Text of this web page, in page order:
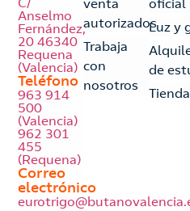
Anselmo
Fernández,
20 46340
Requena
(Valencia)
Teléfono
963 914
500
(Valencia)
962 301
455
(Requena)
Correo
electrónico
venta
autorizados
Trabaja
con
nosotros
oficial
Luz y
de
Tienda